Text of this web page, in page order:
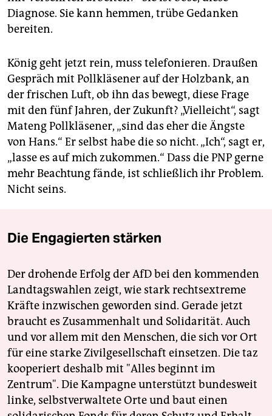
Diagnose. Sie kann hemmen, trübe Gedanken
bereiten.
König geht jetzt rein, muss telefonieren. Draußen
Gespräch mit Pollkläsener auf der Holzbank, an
der frischen Luft, ob ihn das bewegt, diese Frage
mit den fünf Jahren, der Zukunft? „Vielleicht“, sagt
Mateng Pollkläsener, „sind das eher die Ängste
von Hans.“ Er selbst habe die so nicht. „Ich“, sagt er,
„lasse es auf mich zukommen.“ Dass die PNP gerne
mehr Beachtung fände, ist schließlich ihr Problem.
Nicht seins.
Die Engagierten stärken
Der drohende Erfolg der AfD bei den kommenden
Landtagswahlen zeigt, wie stark rechtsextreme
Kräfte inzwischen geworden sind. Gerade jetzt
braucht es Zusammenhalt und Solidarität. Auch
und vor allem mit den Menschen, die sich vor Ort
für eine starke Zivilgesellschaft einsetzen. Die taz
kooperiert deshalb mit "Alles beginnt im
Zentrum". Die Kampagne unterstützt bundesweit
linke, selbstverwaltete Orte und baut einen